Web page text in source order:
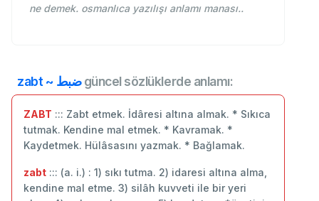
ne demek. osmanlıca yazılışı anlamı manası..
zabt ~ ضبطgüncel sözlüklerde anlamı:
ZABT ::: Zabt etmek. İdâresi altına almak. * Sıkıca
tutmak. Kendine mal etmek. * Kavramak. *
Kaydetmek. Hülâsasını yazmak. * Bağlamak.
zabt ::: (a. i.) : 1) sıkı tutma. 2) idaresi altına alma,
kendine mal etme. 3) silâh kuvveti ile bir yeri